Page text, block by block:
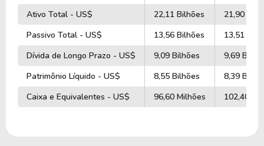
Ativo Total - US$
22,11 Bilhões
21,90
Passivo Total - US$
13,56 Bilhões
13,51
Dívida de Longo Prazo - US$
9,09 Bilhões
9,69
Patrimônio Líquido - US$
8,55 Bilhões
8,39
Caixa e Equivalentes - US$
96,60 Milhões 102,40